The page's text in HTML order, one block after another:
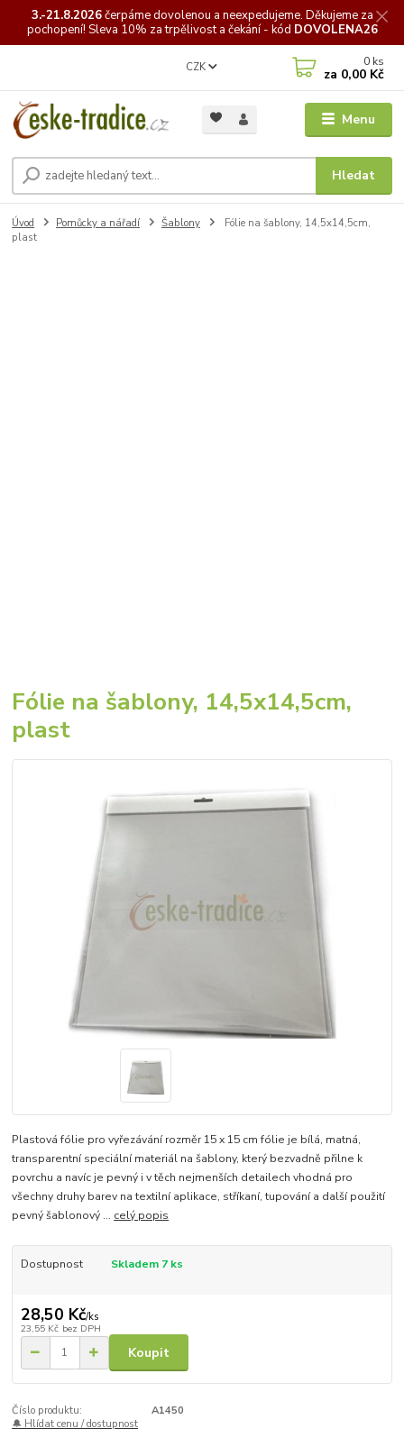
3.-21.8.2026čerpámedovolenou a neexpedujeme. Děkujeme za
pochopení! Sleva 10% za trpělivost a čekání - kód DOVOLENA26
Menu
CZK
Hledat
0 ks
za 0,00 Kč
Úvod Pomůcky a nářadí Šablony
Fólie na šablony, 14,5x14,5cm,
plast
Fólie na šablony, 14,5x14,5cm,
plast
Plastová fólie pro vyřezávání rozměr 15 x 15 cm fólie je bílá, matná,
transparentní speciální materiál na šablony, který bezvadně přilne k
povrchu a navíc je pevný i v těch nejmenších detailech vhodná pro
všechny druhy barev na textilní aplikace, stříkaní, tupování a další použití
pevný šablonový ... celý popis
Dostupnost Skladem 7 ks
28,50 Kč/ks
23,55 Kč bez DPH
Koupit
Číslo produktu:
A1450
🔔 Hlídat cenu / dostupnost